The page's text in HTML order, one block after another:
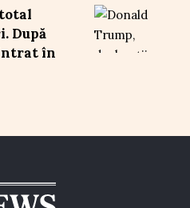
După
în